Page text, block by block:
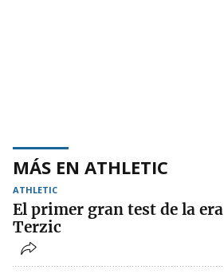
MÁS EN ATHLETIC
ATHLETIC
El primer gran test de la era
Terzic